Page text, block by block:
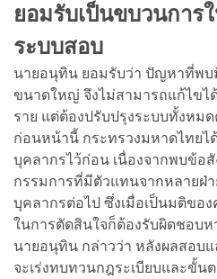
ยอมรับเป็นขบวนการ
ระบบสอบ
นายอนุทิน ยอมรับว่า ปัญหาที่พ
ขนาดใหญ่ จึงไม่สามารถแก้ไขไ
ราย แต่ต้องปรับปรุงระบบทั้งหม
ก่อนหน้านี้ กระทรวงมหาดไทยไ
บุคลากรไว้ก่อน เนื่องจากพบข้อ
กรรมการที่มีตัวแทนจากหลายฝ่
บุคลากรต่อไป ซึ่งเมื่อเป็นมติขอ
ในการตัดสินใจก็ต้องรับผิดชอบ
นายอนุทิน กล่าวว่า หลังผลสอบแ
จะเร่งทบทวนกฎระเบียบและขั้